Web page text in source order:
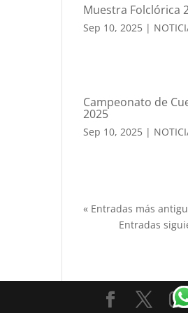
Muestra Folclórica
Sep 10, 2025 |
Campeonato de
2025
Sep 10, 2025 |
« Entradas más
Entradas